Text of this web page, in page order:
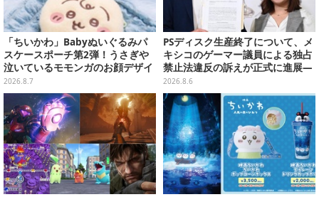
「ちいかわ」Babyぬいぐるみパ
スケースポーチ第2弾！うさぎや
泣いているモモンガのお顔デザイ
ン全4種が8月下旬プライズ展開
2026.8.7
PSディスク生産終了について、メ
キシコのゲーマー議員による独占
禁止法違反の訴えが正式に進展―
「テクノロジーは自由を拡大する
ために役立つべき」
2026.8.6